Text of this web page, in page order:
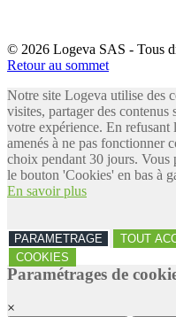
© 2026 Logeva SAS - Tous
Retour au sommet
Notre site Logeva utilise des
visites, partager des contenus
votre expérience. En refusant
amenés à ne pas fonctionner
choix pendant 30 jours. Vous
le bouton 'Cookies' en bas à
En savoir plus
PARAMETRAGE TOUT
COOKIES
Paramétrages de
×